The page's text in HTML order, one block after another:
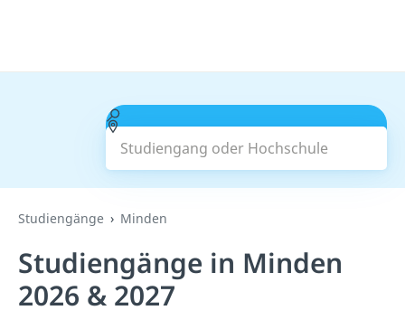
Studiengang oder Hochschule
Suchen
Studiengänge Minden
Studiengänge in Minden
2026 & 2027